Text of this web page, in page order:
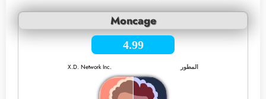
Moncage
4.99
المطور X.D. Network Inc.